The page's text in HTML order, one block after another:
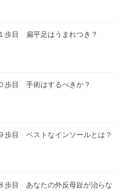
歩目 扁平足はうまれつき？
歩目 手術はするべきか？
歩目 ベストなインソールとは？
歩目 あなたの外反母趾が治らな